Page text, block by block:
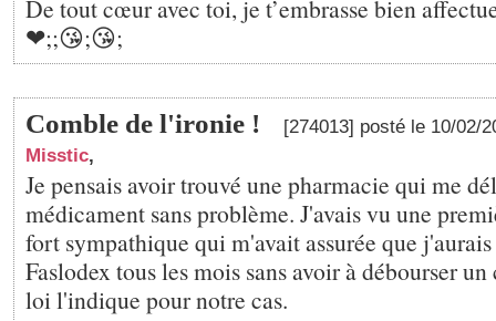
De tout cœur avec toi, je t’embrasse bien
❤;️;😘;😘;
Comble de l'ironie !
[274013] posté le 10/02/
Misstic,
Je pensais avoir trouvé une pharmacie qui me
médicament sans problème. J'avais vu une
fort sympathique qui m'avait assurée que
Faslodex tous les mois sans avoir à débourser
loi l'indique pour notre cas.